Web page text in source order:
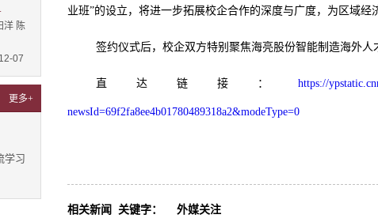
洋 陈
07
更多+
学习
业班”的设立，将进一步拓展校企合作的深度与广度，为区域
签约仪式后，校企双方特别聚焦海亮股份智能制造海外
直达链接： https://
newsId=69f2fa8ee4b01780489318a2&modeType=0
相关新闻 关键字： 外媒关注